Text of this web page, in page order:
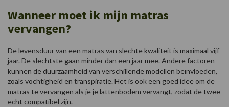
Wanneer moet ik mijn matras
vervangen?
De levensduur van een matras van slechte kwaliteit is maximaal vijf
jaar. De slechtste gaan minder dan een jaar mee. Andere factoren
kunnen de duurzaamheid van verschillende modellen beïnvloeden,
zoals vochtigheid en transpiratie. Het is ook een goed idee om de
matras te vervangen als je je lattenbodem vervangt, zodat de twee
echt compatibel zijn.